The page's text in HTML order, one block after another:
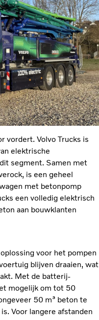
vordert. Volvo Trucks is
elektrische
segment. Samen met
is een geheel
met betonpomp
een volledig elektrisch
aan bouwklanten
voor het pompen
blijven draaien, wat
Met de batterij-
mogelijk om tot 50
50 m³ beton te
Voor langere afstanden